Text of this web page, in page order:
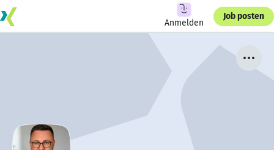
Anmelden
Job posten